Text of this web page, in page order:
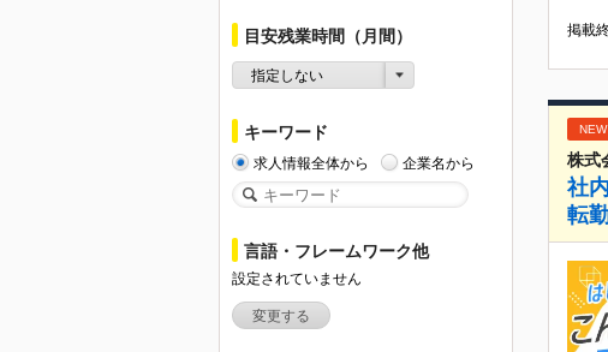
目安残業時間（月間）
指定しない
キーワード
求人情報全体から 企業名から
言語・フレームワーク他
設定されていません
変更する
掲載
NEW
株式
社
転